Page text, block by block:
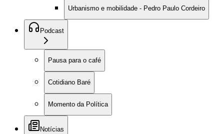
Urbanismo e mobilidade - Pedro Paulo Cordeiro
Podcast
Pausa para o café
Cotidiano Baré
Momento da Política
Notícias